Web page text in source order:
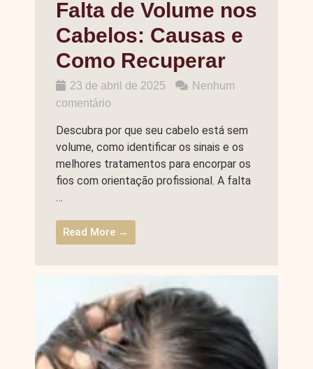
Falta de Volume nos
Cabelos: Causas e
Como Recuperar
23 de abril de 2025
Nenhum
comentário
Descubra por que seu cabelo está sem
volume, como identificar os sinais e os
melhores tratamentos para encorpar os
fios com orientação profissional. A falta
…
Read More →